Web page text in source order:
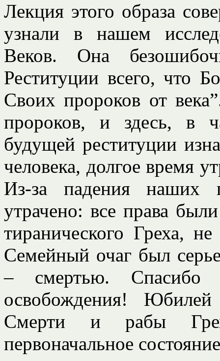
Лекция этого образа
узнали в нашем
Веков. Она
Реституции всего, что
Своих пророков от
пророков, и здесь, в
будущей реституции
человека, долгое время
Из-за падения наших
утрачено: все права
тиранического Греха,
Семейный очаг был
– смертью. Спасибо
освобождения!
Смерти и рабы
первоначальное